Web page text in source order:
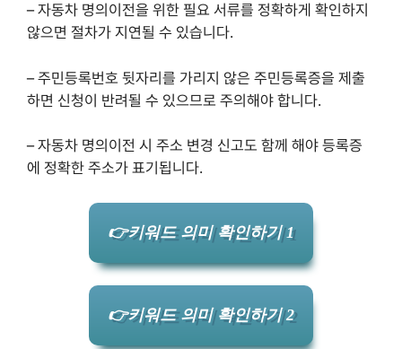
– 자동차 명의이전을 위한 필요 서류를 정확하게 확인하지
않으면 절차가 지연될 수 있습니다.
– 주민등록번호 뒷자리를 가리지 않은 주민등록증을 제출
하면 신청이 반려될 수 있으므로 주의해야 합니다.
– 자동차 명의이전 시 주소 변경 신고도 함께 해야 등록증
에 정확한 주소가 표기됩니다.
👉키워드 의미 확인하기 1
👉키워드 의미 확인하기 2